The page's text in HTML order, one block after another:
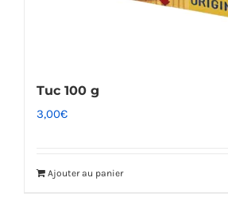
Tuc 100 g
3,00€
Ajouter au panier